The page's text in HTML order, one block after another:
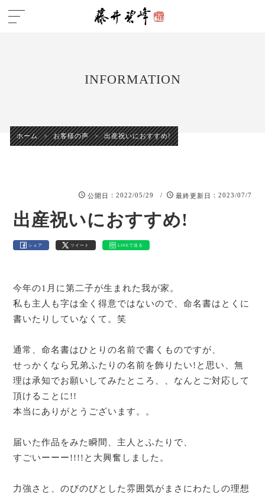
INFORMATION
ホーム > お客様の声 > 出産祝いにおすすめ!
公開日 ：2022/05/29 / 最終更新日 ：2023/07/7
出産祝いにおすすめ!
シェア ツイート LINEで送る
今年の1月に第二子が生まれた我が家。
私も主人も字は全く得意ではないので、命名書はとくに
書いたりしていなくて。笑
通常、命名書はひとりの名前で書くものですが、
せっかくなら兄弟ふたりの名前を飾りたい!と思い、無
理は承知でお願いしてみたところ、、なんとご対応して
頂けることに!!
本当にありがとうございます。。
届いた作品をみた瞬間、主人とふたりで、
すごいーーー!!!!と大興奮しました。
力強さと、のびのびとした雰囲気がまさにわたしの理想